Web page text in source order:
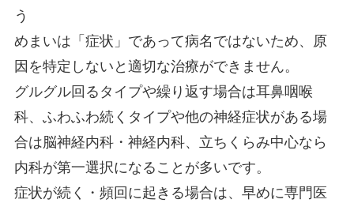
う
めまいは「症状」であって病名ではないため、原
因を特定しないと適切な治療ができません。
グルグル回るタイプや繰り返す場合は耳鼻咽喉
科、ふわふわ続くタイプや他の神経症状がある場
合は脳神経内科・神経内科、立ちくらみ中心なら
内科が第一選択になることが多いです。
症状が続く・頻回に起きる場合は、早めに専門医